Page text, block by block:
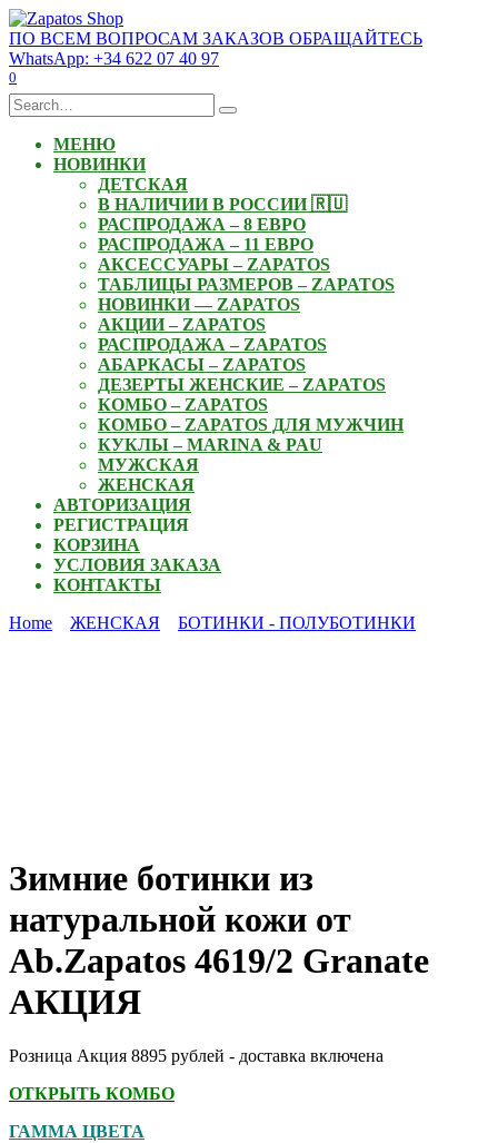
Skip
to
content
ПО ВСЕМ ВОПРОСАМ ЗАКАЗОВ ОБРАЩАЙТЕСЬ
WhatsApp: +34 622 07 40 97
0
Search
for:
МЕНЮ
НОВИНКИ
ДЕТСКАЯ
В НАЛИЧИИ В РОССИИ 🇷🇺
РАСПРОДАЖА – 8 ЕВРО
РАСПРОДАЖА – 11 ЕВРО
АКСЕССУАРЫ – ZAPATOS
ТАБЛИЦЫ РАЗМЕРОВ – ZAPATOS
НОВИНКИ — ZAPATOS
АКЦИИ – ZAPATOS
РАСПРОДАЖА – ZAPATOS
АБАРКАСЫ – ZAPATOS
ДЕЗЕРТЫ ЖЕНСКИЕ – ZAPATOS
КОМБО – ZAPATOS
КОМБО – ZAPATOS ДЛЯ МУЖЧИН
КУКЛЫ – MARINA & PAU
МУЖСКАЯ
ЖЕНСКАЯ
АВТОРИЗАЦИЯ
РЕГИСТРАЦИЯ
КОРЗИНА
УСЛОВИЯ ЗАКАЗА
КОНТАКТЫ
Home
ЖЕНСКАЯ БОТИНКИ - ПОЛУБОТИНКИ
Зимние ботинки из
натуральной кожи от
Ab.Zapatos 4619/2 Granate
АКЦИЯ
Розница Акция 8895 рублей - доставка включена
ОТКРЫТЬ КОМБО
ГАММА ЦВЕТА